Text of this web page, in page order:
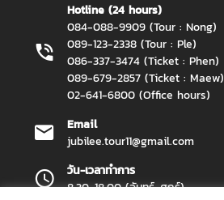
Hotline (24 hours)
084-088-9909 (Tour : Nong)
089-123-2338 (Tour : Ple)
086-337-3474 (Ticket : Phen)
089-679-2857 (Ticket : Maew)
02-641-6800 (Office hours)
Email
jubilee.tour11@gmail.com
วัน-เวลาทำการ
8.30-18.00 (จันทร์-ศุกร์)